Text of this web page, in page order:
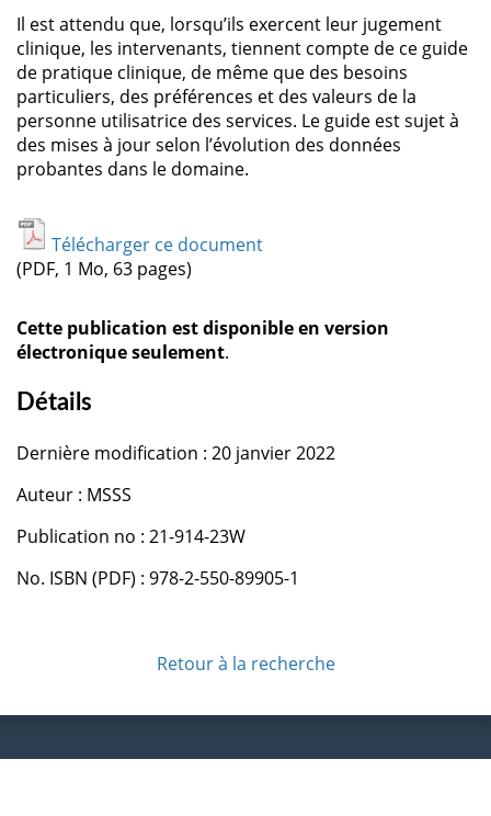
Il est attendu que, lorsqu’ils exercent leur jugement
clinique, les intervenants, tiennent compte de ce guide
de pratique clinique, de même que des besoins
particuliers, des préférences et des valeurs de la
personne utilisatrice des services. Le guide est sujet à
des mises à jour selon l’évolution des données
probantes dans le domaine.
Télécharger ce document
(PDF, 1 Mo, 63 pages)
Cette publication est disponible en version
électronique seulement.
Détails
Dernière modification : 20 janvier 2022
Auteur : MSSS
Publication no : 21-914-23W
No. ISBN (PDF) : 978-2-550-89905-1
Retour à la recherche